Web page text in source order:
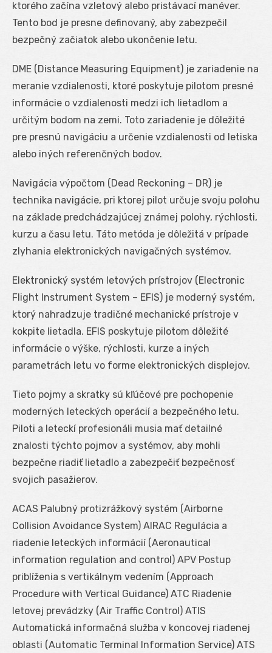
ktorého začína vzletový alebo pristávací manéver.
Tento bod je presne definovaný, aby zabezpečil
bezpečný začiatok alebo ukončenie letu.
DME (Distance Measuring Equipment) je zariadenie na
meranie vzdialenosti, ktoré poskytuje pilotom presné
informácie o vzdialenosti medzi ich lietadlom a
určitým bodom na zemi. Toto zariadenie je dôležité
pre presnú navigáciu a určenie vzdialenosti od letiska
alebo iných referenčných bodov.
Navigácia výpočtom (Dead Reckoning – DR) je
technika navigácie, pri ktorej pilot určuje svoju polohu
na základe predchádzajúcej známej polohy, rýchlosti,
kurzu a času letu. Táto metóda je dôležitá v prípade
zlyhania elektronických navigačných systémov.
Elektronický systém letových prístrojov (Electronic
Flight Instrument System – EFIS) je moderný systém,
ktorý nahradzuje tradičné mechanické prístroje v
kokpite lietadla. EFIS poskytuje pilotom dôležité
informácie o výške, rýchlosti, kurze a iných
parametrách letu vo forme elektronických displejov.
Tieto pojmy a skratky sú kľúčové pre pochopenie
moderných leteckých operácií a bezpečného letu.
Piloti a leteckí profesionáli musia mať detailné
znalosti týchto pojmov a systémov, aby mohli
bezpečne riadiť lietadlo a zabezpečiť bezpečnosť
svojich pasažierov.
ACAS Palubný protizrážkový systém (Airborne
Collision Avoidance System) AIRAC Regulácia a
riadenie leteckých informácií (Aeronautical
information regulation and control) APV Postup
priblíženia s vertikálnym vedením (Approach
Procedure with Vertical Guidance) ATC Riadenie
letovej prevádzky (Air Traffic Control) ATIS
Automatická informačná služba v koncovej riadenej
oblasti (Automatic Terminal Information Service) ATS